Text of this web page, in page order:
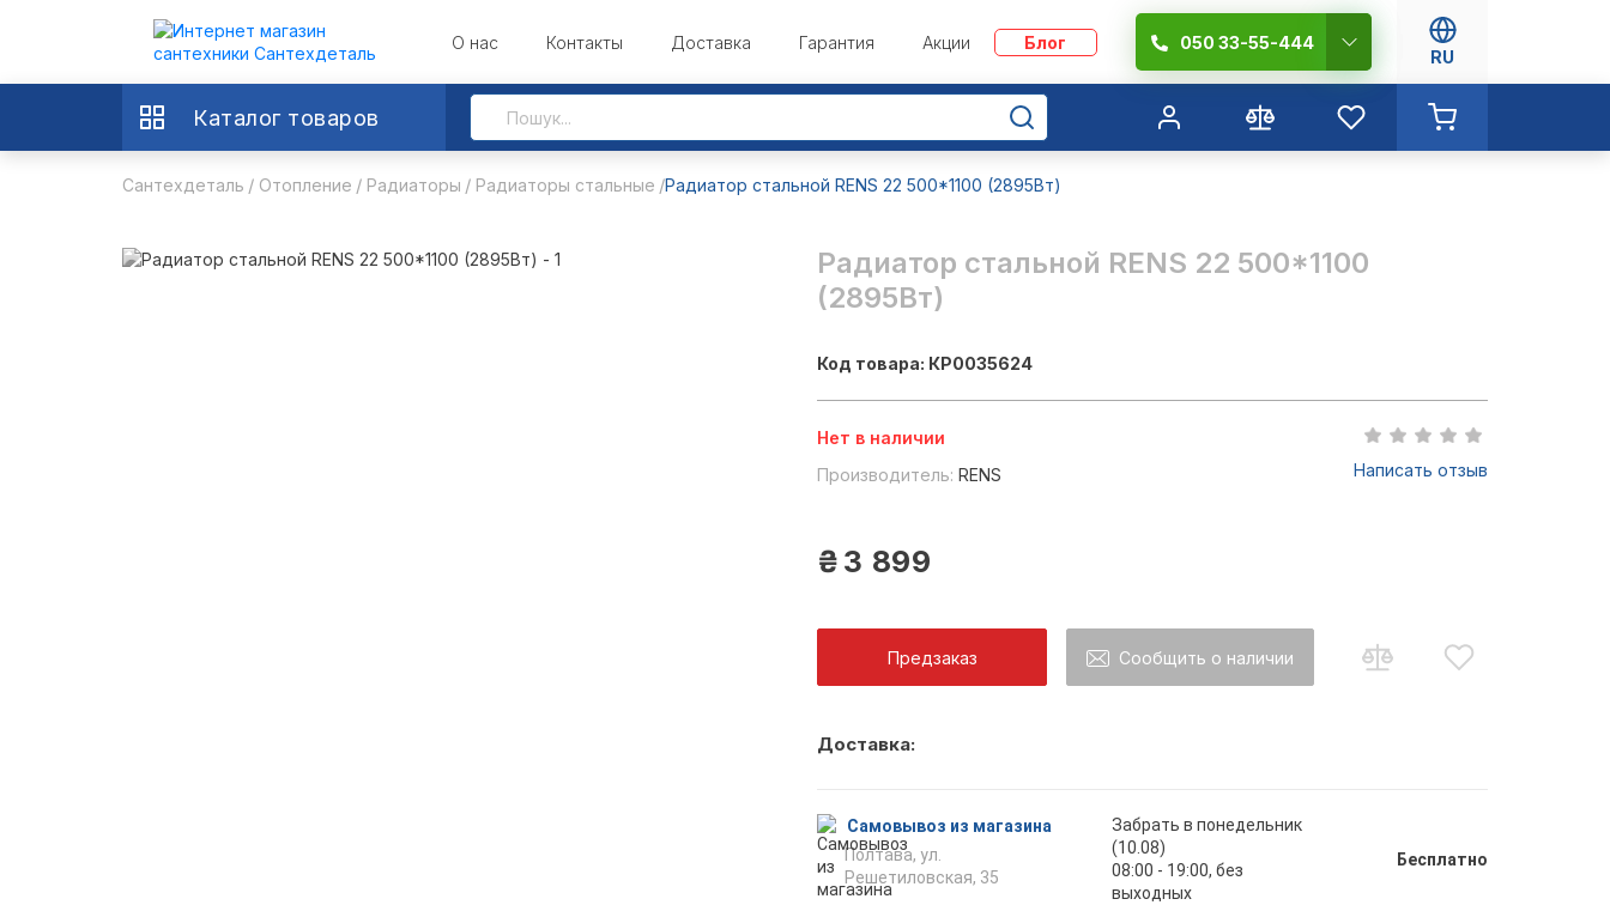
О нас Контакты Доставка Гарантия Акции Блог 050 33-55-444
RU
Каталог товаров
Сантехдеталь Отопление Радиаторы Радиаторы стальные Радиатор стальной RENS 22 500*1100 (2895Вт)
Радиатор стальной RENS 22 500*1100
(2895Вт)
Код товара: КР0035624
Нет в наличии
Производитель: RENS Написать отзыв
₴ 3 899
Предзаказ Сообщить о наличии
Доставка:
Самовывоз из магазина
Полтава, ул.
Решетиловская, 35
Забрать в понедельник
(10.08)
08:00 - 19:00, без
выходных
Бесплатно